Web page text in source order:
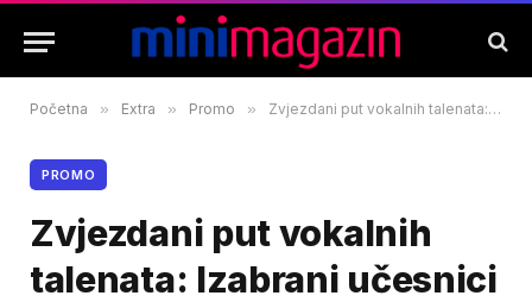
Početna » Extra » Promo » Zvjezdani put vokalnih talenata: Izabrani učesnici Escape vokalnog kampa
PROMO
Zvjezdani put vokalnih
talenata: Izabrani učesnici